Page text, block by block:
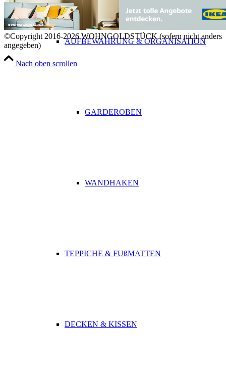
AUFBEWAHRUNG & ORGANISATION
GARDEROBEN
WANDHAKEN
TEPPICHE & FUßMATTEN
DECKEN & KISSEN
©Copyright 2016-2026 WOHNGOLDSTÜCK (sofern nicht anders
angegeben)
Nach oben scrollen